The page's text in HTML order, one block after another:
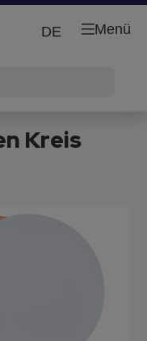
Menü
DE
Kreis